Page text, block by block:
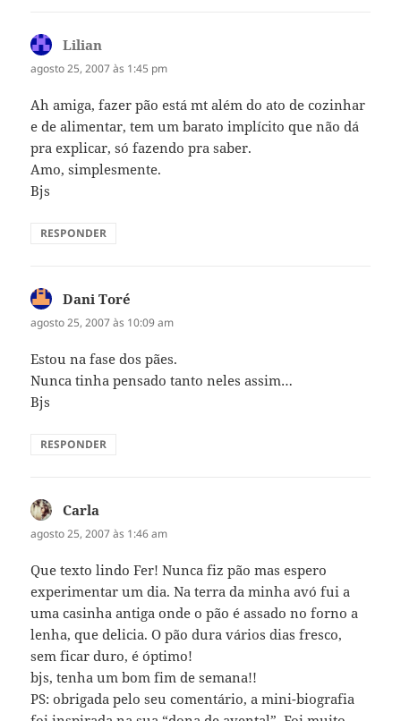
Lilian
agosto 25, 2007 às 1:45 pm
Ah amiga, fazer pão está mt além do ato de cozinhar
e de alimentar, tem um barato implícito que não dá
pra explicar, só fazendo pra saber.
Amo, simplesmente.
Bjs
RESPONDER
Dani Toré
agosto 25, 2007 às 10:09 am
Estou na fase dos pães.
Nunca tinha pensado tanto neles assim…
Bjs
RESPONDER
Carla
agosto 25, 2007 às 1:46 am
Que texto lindo Fer! Nunca fiz pão mas espero
experimentar um dia. Na terra da minha avó fui a
uma casinha antiga onde o pão é assado no forno a
lenha, que delicia. O pão dura vários dias fresco,
sem ficar duro, é óptimo!
bjs, tenha um bom fim de semana!!
PS: obrigada pelo seu comentário, a mini-biografia